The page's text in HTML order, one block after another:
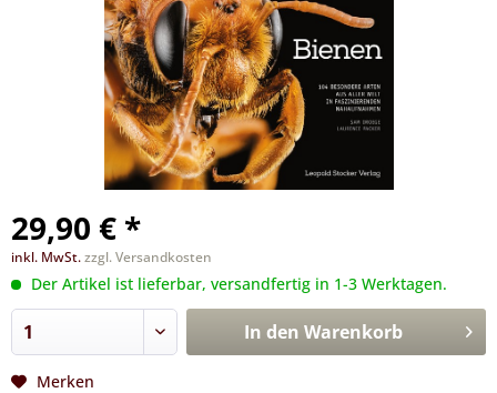
29,90 € *
inkl. MwSt.zzgl. Versandkosten
Der Artikel ist lieferbar, versandfertig in 1-3 Werktagen.
In den Warenkorb
Merken